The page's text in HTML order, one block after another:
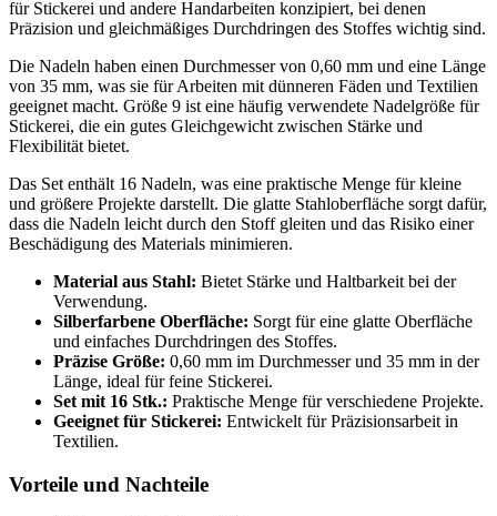
für Stickerei und andere Handarbeiten konzipiert, bei denen
Präzision und gleichmäßiges Durchdringen des Stoffes wichtig sind.
Die Nadeln haben einen Durchmesser von 0,60 mm und eine Länge
von 35 mm, was sie für Arbeiten mit dünneren Fäden und Textilien
geeignet macht. Größe 9 ist eine häufig verwendete Nadelgröße für
Stickerei, die ein gutes Gleichgewicht zwischen Stärke und
Flexibilität bietet.
Das Set enthält 16 Nadeln, was eine praktische Menge für kleine
und größere Projekte darstellt. Die glatte Stahloberfläche sorgt dafür,
dass die Nadeln leicht durch den Stoff gleiten und das Risiko einer
Beschädigung des Materials minimieren.
Material aus Stahl: Bietet Stärke und Haltbarkeit bei der
Verwendung.
Silberfarbene Oberfläche: Sorgt für eine glatte Oberfläche
und einfaches Durchdringen des Stoffes.
Präzise Größe: 0,60 mm im Durchmesser und 35 mm in der
Länge, ideal für feine Stickerei.
Set mit 16 Stk.: Praktische Menge für verschiedene Projekte.
Geeignet für Stickerei: Entwickelt für Präzisionsarbeit in
Textilien.
Vorteile und Nachteile